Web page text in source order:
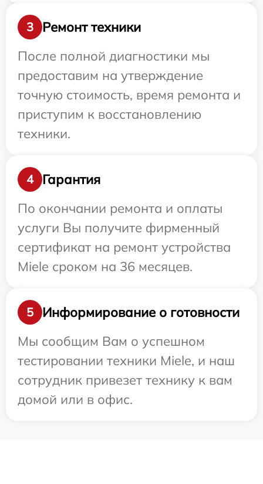
3
Ремонт техники
После полной диагностики мы
предоставим на утверждение
точную стоимость, время ремонта и
приступим к восстановлению
техники.
4
Гарантия
По окончании ремонта и оплаты
услуги Вы получите фирменный
сертификат на ремонт устройства
Miele сроком на 36 месяцев.
5
Информирование о готовности
Мы сообщим Вам о успешном
тестировании техники Miele, и наш
сотрудник привезет технику к вам
домой или в офис.